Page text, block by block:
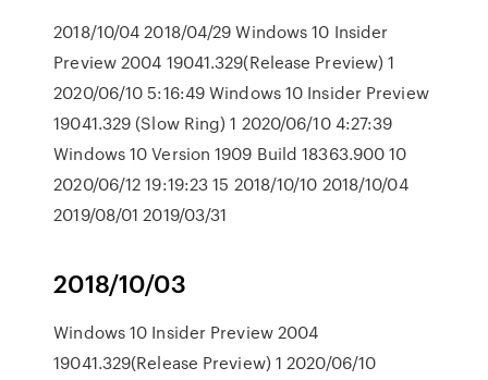
2018/10/04 2018/04/29 Windows 10 Insider
Preview 2004 19041.329(Release Preview) 1
2020/06/10 5:16:49 Windows 10 Insider Preview
19041.329 (Slow Ring) 1 2020/06/10 4:27:39
Windows 10 Version 1909 Build 18363.900 10
2020/06/12 19:19:23 15 2018/10/10 2018/10/04
2019/08/01 2019/03/31
2018/10/03
Windows 10 Insider Preview 2004
19041.329(Release Preview) 1 2020/06/10